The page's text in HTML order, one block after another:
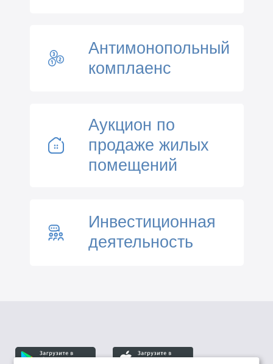
Антимонопольный
комплаенс
Аукцион по
продаже жилых
помещений
Инвестиционная
деятельность